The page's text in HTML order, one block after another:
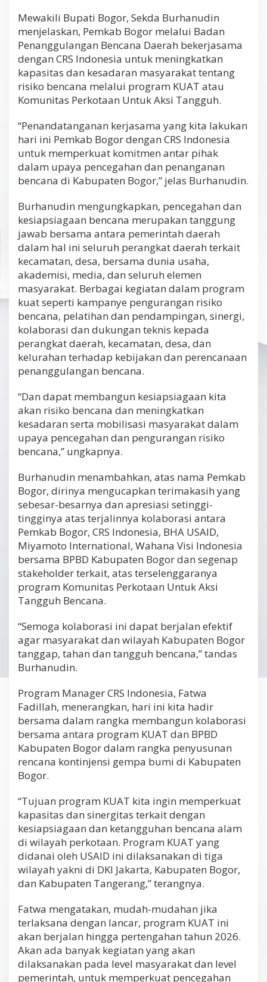
Mewakili Bupati Bogor, Sekda Burhanudin
menjelaskan, Pemkab Bogor melalui Badan
Penanggulangan Bencana Daerah bekerjasama
dengan CRS Indonesia untuk meningkatkan
kapasitas dan kesadaran masyarakat tentang
risiko bencana melalui program KUAT atau
Komunitas Perkotaan Untuk Aksi Tangguh.
“Penandatanganan kerjasama yang kita lakukan
hari ini Pemkab Bogor dengan CRS Indonesia
untuk memperkuat komitmen antar pihak
dalam upaya pencegahan dan penanganan
bencana di Kabupaten Bogor,” jelas Burhanudin.
Burhanudin mengungkapkan, pencegahan dan
kesiapsiagaan bencana merupakan tanggung
jawab bersama antara pemerintah daerah
dalam hal ini seluruh perangkat daerah terkait
kecamatan, desa, bersama dunia usaha,
akademisi, media, dan seluruh elemen
masyarakat. Berbagai kegiatan dalam program
kuat seperti kampanye pengurangan risiko
bencana, pelatihan dan pendampingan, sinergi,
kolaborasi dan dukungan teknis kepada
perangkat daerah, kecamatan, desa, dan
kelurahan terhadap kebijakan dan perencanaan
penanggulangan bencana.
“Dan dapat membangun kesiapsiagaan kita
akan risiko bencana dan meningkatkan
kesadaran serta mobilisasi masyarakat dalam
upaya pencegahan dan pengurangan risiko
bencana,” ungkapnya.
Burhanudin menambahkan, atas nama Pemkab
Bogor, dirinya mengucapkan terimakasih yang
sebesar-besarnya dan apresiasi setinggi-
tingginya atas terjalinnya kolaborasi antara
Pemkab Bogor, CRS Indonesia, BHA USAID,
Miyamoto International, Wahana Visi Indonesia
bersama BPBD Kabupaten Bogor dan segenap
stakeholder terkait, atas terselenggaranya
program Komunitas Perkotaan Untuk Aksi
Tangguh Bencana.
“Semoga kolaborasi ini dapat berjalan efektif
agar masyarakat dan wilayah Kabupaten Bogor
tanggap, tahan dan tangguh bencana,” tandas
Burhanudin.
Program Manager CRS Indonesia, Fatwa
Fadillah, menerangkan, hari ini kita hadir
bersama dalam rangka membangun kolaborasi
bersama antara program KUAT dan BPBD
Kabupaten Bogor dalam rangka penyusunan
rencana kontinjensi gempa bumi di Kabupaten
Bogor.
“Tujuan program KUAT kita ingin memperkuat
kapasitas dan sinergitas terkait dengan
kesiapsiagaan dan ketangguhan bencana alam
di wilayah perkotaan. Program KUAT yang
didanai oleh USAID ini dilaksanakan di tiga
wilayah yakni di DKI Jakarta, Kabupaten Bogor,
dan Kabupaten Tangerang,” terangnya.
Fatwa mengatakan, mudah-mudahan jika
terlaksana dengan lancar, program KUAT ini
akan berjalan hingga pertengahan tahun 2026.
Akan ada banyak kegiatan yang akan
dilaksanakan pada level masyarakat dan level
pemerintah, untuk memperkuat pencegahan